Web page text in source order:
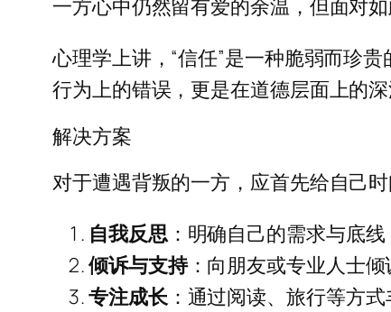
一方心中仍然留有爱的余温，但面对
心理学上讲，“信任”是一种脆弱而珍
行为上的错误，更是在道德层面上的
解决方案
对于遭遇背叛的一方，应首先给自己
自我反思：明确自己的需求与底线
倾诉与支持：向朋友或专业人士倾
专注成长：通过阅读、旅行等方式